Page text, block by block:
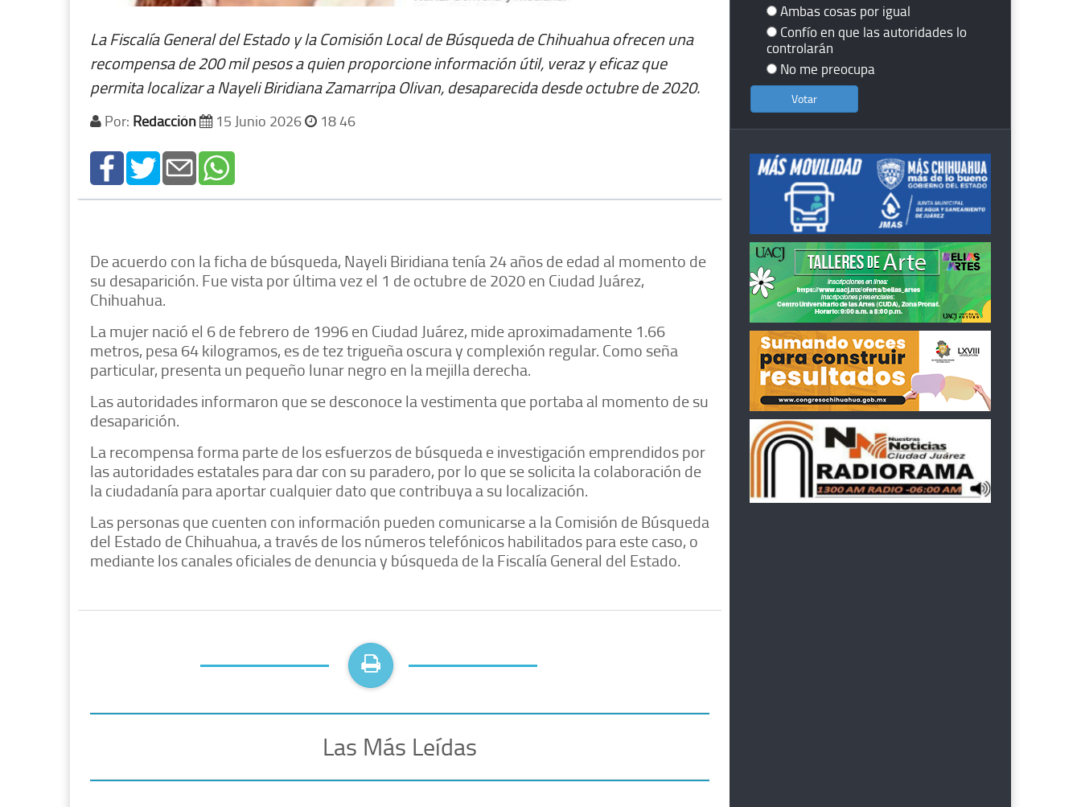
La Fiscalía General del Estado y la Comisión Local de Búsqueda de Chihuahua ofrecen una
recompensa de 200 mil pesos a quien proporcione información útil, veraz y eficaz que
permita localizar a Nayeli Biridiana Zamarripa Olivan, desaparecida desde octubre de 2020.
Por: Redacción 15 Junio 2026 18 46
De acuerdo con la ficha de búsqueda, Nayeli Biridiana tenía 24 años de edad al momento de
su desaparición. Fue vista por última vez el 1 de octubre de 2020 en Ciudad Juárez,
Chihuahua.
La mujer nació el 6 de febrero de 1996 en Ciudad Juárez, mide aproximadamente 1.66
metros, pesa 64 kilogramos, es de tez trigueña oscura y complexión regular. Como seña
particular, presenta un pequeño lunar negro en la mejilla derecha.
Las autoridades informaron que se desconoce la vestimenta que portaba al momento de su
desaparición.
La recompensa forma parte de los esfuerzos de búsqueda e investigación emprendidos por
las autoridades estatales para dar con su paradero, por lo que se solicita la colaboración de
la ciudadanía para aportar cualquier dato que contribuya a su localización.
Las personas que cuenten con información pueden comunicarse a la Comisión de Búsqueda
del Estado de Chihuahua, a través de los números telefónicos habilitados para este caso, o
mediante los canales oficiales de denuncia y búsqueda de la Fiscalía General del Estado.
Las Más Leídas
Ambas cosas por igual
Confío en que las autoridades lo
controlarán
No me preocupa